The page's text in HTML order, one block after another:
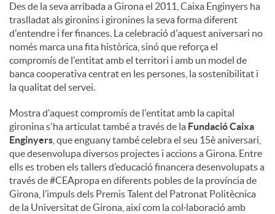
Des de la seva arribada a Girona el 2011, Caixa Enginyers ha
traslladat als gironins i gironines la seva forma diferent
d'entendre i fer finances. La celebració d'aquest aniversari no
només marca una fita històrica, sinó que reforça el
compromís de l'entitat amb el territori i amb un model de
banca cooperativa centrat en les persones, la sostenibilitat i
la qualitat del servei.
Mostra d'aquest compromís de l'entitat amb la capital
gironina s'ha articulat també a través de la Fundació Caixa
Enginyers , que enguany també celebra el seu 15è aniversari,
que desenvolupa diversos projectes i accions a Girona. Entre
ells es troben els tallers d’educació financera desenvolupats a
través de #CEApropa en diferents pobles de la província de
Girona, l’impuls dels Premis Talent del Patronat Politècnica
de la Universitat de Girona, així com la col·laboració amb